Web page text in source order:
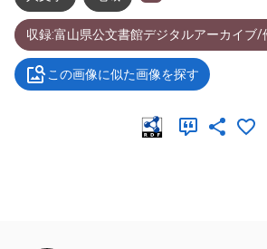
収録:富山県公文書館デジタルアーカイブ/
この画像に似た画像を探す